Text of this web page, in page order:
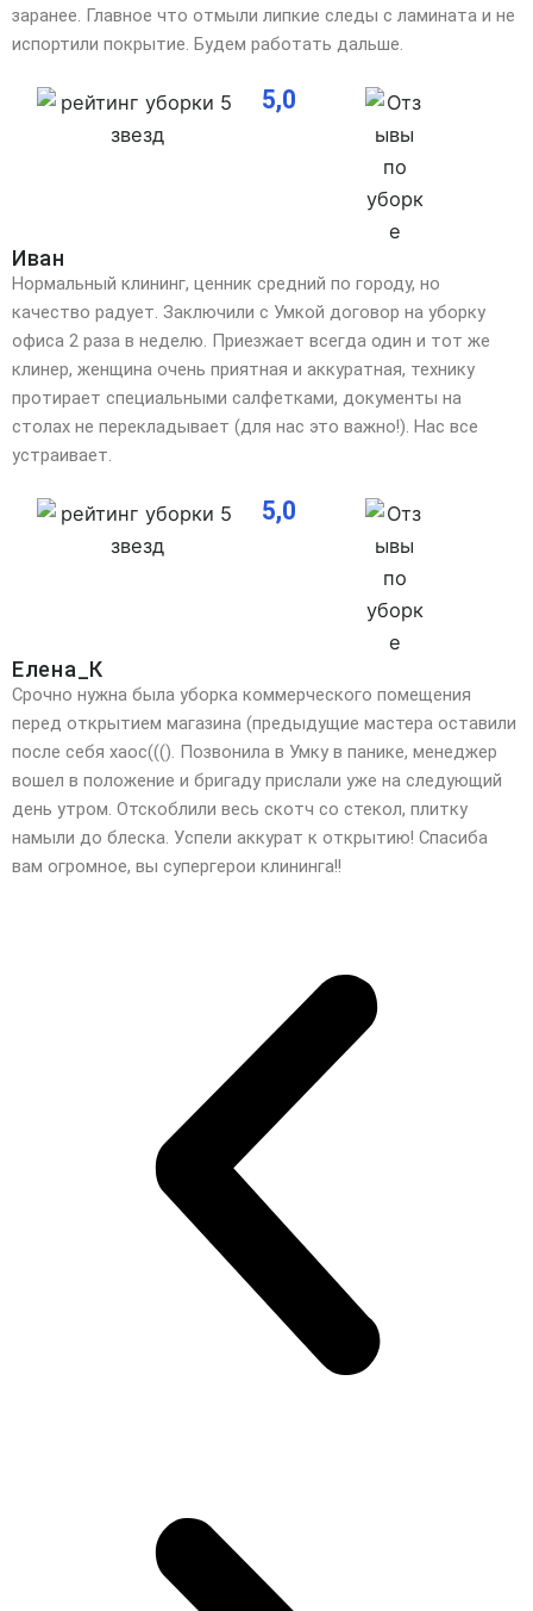
заранее. Главное что отмыли липкие следы с ламината и не
испортили покрытие. Будем работать дальше.
5,0
Иван
Нормальный клининг, ценник средний по городу, но
качество радует. Заключили с Умкой договор на уборку
офиса 2 раза в неделю. Приезжает всегда один и тот же
клинер, женщина очень приятная и аккуратная, технику
протирает специальными салфетками, документы на
столах не перекладывает (для нас это важно!). Нас все
устраивает.
5,0
Елена_К
Срочно нужна была уборка коммерческого помещения
перед открытием магазина (предыдущие мастера оставили
после себя хаос(((). Позвонила в Умку в панике, менеджер
вошел в положение и бригаду прислали уже на следующий
день утром. Отскоблили весь скотч со стекол, плитку
намыли до блеска. Успели аккурат к открытию! Спасиба
вам огромное, вы супергерои клининга!!